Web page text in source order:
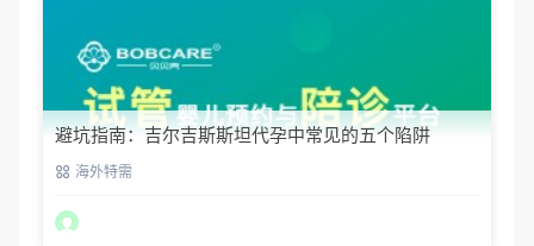
避坑指南：吉尔吉斯斯坦代孕中常见的五个陷阱
海外特需